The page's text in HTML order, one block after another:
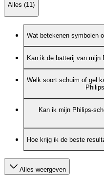
Alles (11)
Wat betekenen symbolen
Kan ik de batterij van mijn
Welk soort schuim of gel
Kan ik mijn Philips-
Hoe krijg ik de beste
Alles weergeven